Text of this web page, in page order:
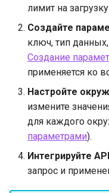
лимит на
Создайте
ключ, тип
Создание
применяется ко
Настройте
измените
для каждого
параметрами).
Интегрируйте
запрос и